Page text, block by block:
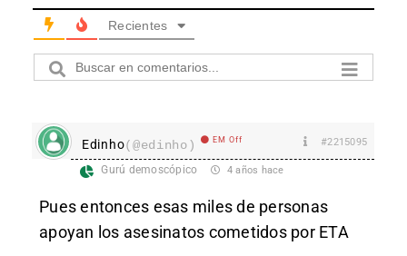
Recientes
Edinho(@edinho) EM Off #2215095
Gurú demoscópico 4 años hace
Pues entonces esas miles de personas
apoyan los asesinatos cometidos por ETA